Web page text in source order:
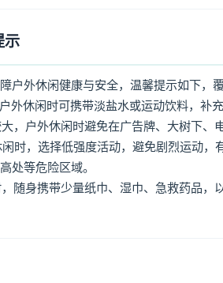
示
户外休闲健康与安全，温馨提示如下，覆
外休闲时可携带淡盐水或运动饮料，补
，户外休闲时避免在广告牌、大树下、
时，选择低强度活动，避免剧烈运动
处等危险区域。
随身携带少量纸巾、湿巾、急救药品